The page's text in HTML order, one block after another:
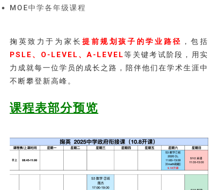
MOE中学各年级课程
掬英致力于为家长 提前规划孩子的学业路径 ，包括
PSLE、O-LEVEL、A-LEVEL等关键考试阶段，用实
力成就每一位学员的成长之路，陪伴他们在学术生涯中
不断攀登新高峰。
课程表部分预览